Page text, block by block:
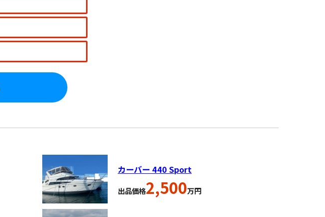
カーバー 440 Sport
出品価格2,500万円